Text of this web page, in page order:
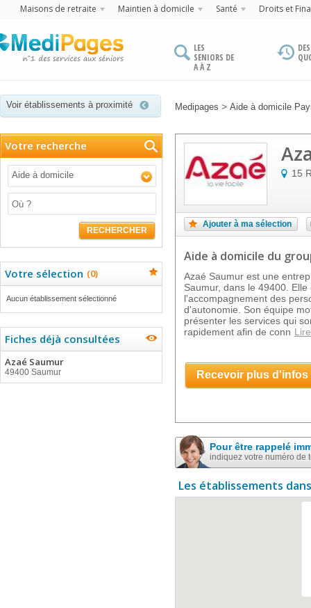
Maisons de retraite Maintien à domicile Santé Droits et
LES
SENIORS DE
A À Z
Voir établissements à proximité Medipages > Aide à domicile
Votre recherche
Aide à domicile
RECHERCHER
Votre sélection (0)
Aucun établissement sélectionné
Fiches déjà consultées
Azaé Saumur
49400 Saumur
15
Ajouter à ma sélection
Aide à domicile du
Azaé Saumur est une
Saumur, dans le 49400.
l'accompagnement des
d'autonomie. Son équipe
présenter les services qui
rapidement afin de conn
Recevoir plus d'infos
Pour être rappelé
indiquez votre numéro de
Les établissements